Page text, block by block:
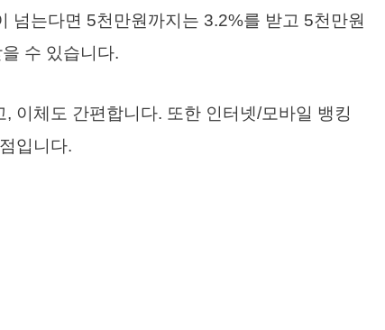
넘는다면 5천만원까지는 3.2%를 받고 5천만원
수 있습니다.
이체도 간편합니다. 또한 인터넷/모바일 뱅킹
입니다.